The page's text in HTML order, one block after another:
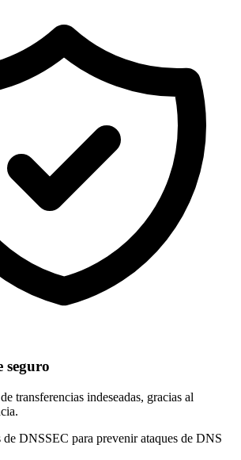
seguro
transferencias indeseadas, gracias al
de DNSSEC para prevenir ataques de DNS